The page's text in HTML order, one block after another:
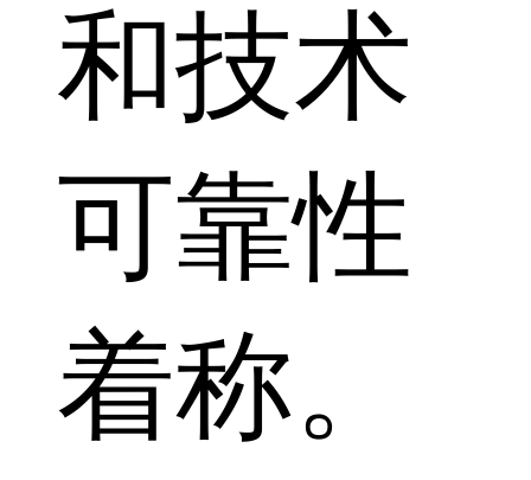
和技术
可靠性
着称。